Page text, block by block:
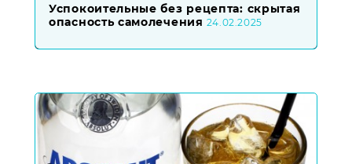
Успокоительные без рецепта: скрытая
опасность самолечения 24.02.2025